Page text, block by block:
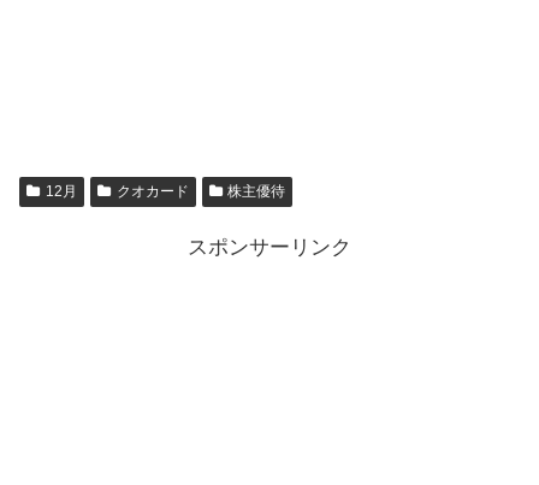
12月 クオカード 株主優待
スポンサーリンク